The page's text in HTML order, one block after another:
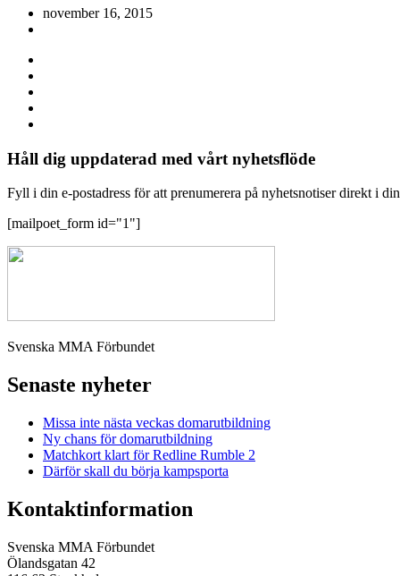
november 16, 2015
Håll dig uppdaterad med vårt nyhetsflöde
Fyll i din e-postadress för att prenumerera på nyhetsnotiser direkt i
[mailpoet_form id="1"]
Svenska MMA Förbundet
Senaste nyheter
Missa inte nästa veckas domarutbildning
Ny chans för domarutbildning
Matchkort klart för Redline Rumble 2
Därför skall du börja kampsporta
Kontaktinformation
Svenska MMA Förbundet
Ölandsgatan 42